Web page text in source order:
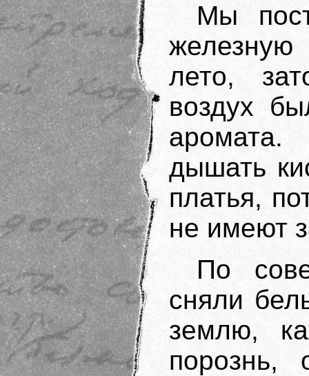
Мы
железную
лето,
воздух
дышать
платья,
не имеют
По
сняли
землю,
порознь,